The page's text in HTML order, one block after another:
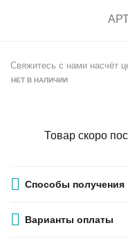
Свяжитесь с нами насчёт
НЕТ В НАЛИЧИИ
Товар скоро
Способы получения
Варианты оплаты